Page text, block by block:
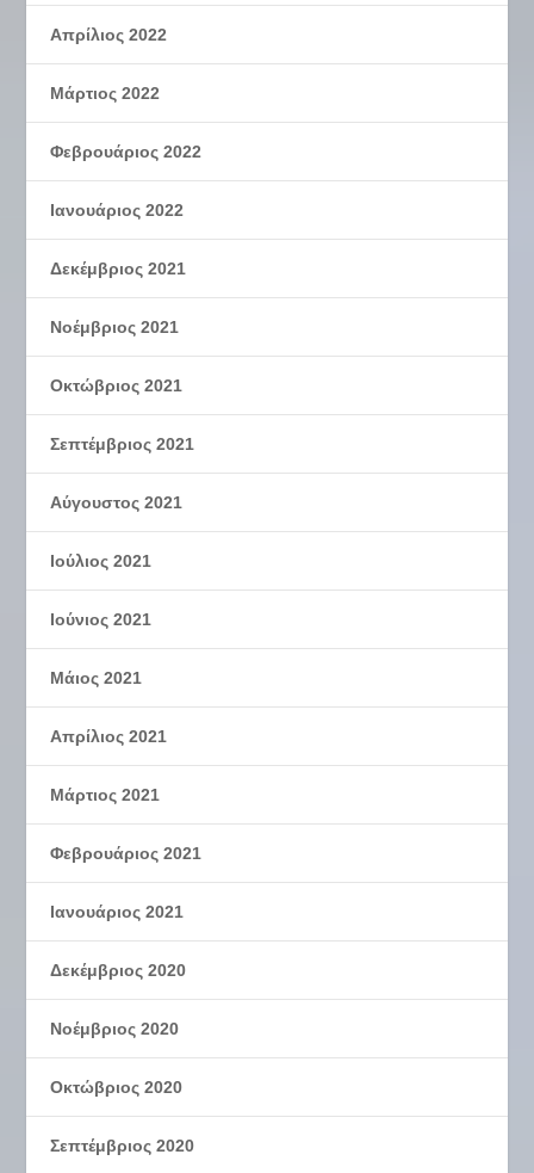
Απρίλιος 2022
Μάρτιος 2022
Φεβρουάριος 2022
Ιανουάριος 2022
Δεκέμβριος 2021
Νοέμβριος 2021
Οκτώβριος 2021
Σεπτέμβριος 2021
Αύγουστος 2021
Ιούλιος 2021
Ιούνιος 2021
Μάιος 2021
Απρίλιος 2021
Μάρτιος 2021
Φεβρουάριος 2021
Ιανουάριος 2021
Δεκέμβριος 2020
Νοέμβριος 2020
Οκτώβριος 2020
Σεπτέμβριος 2020